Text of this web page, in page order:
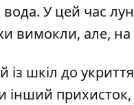
У цей час
вимокли, але,
із шкіл до
прихисток,